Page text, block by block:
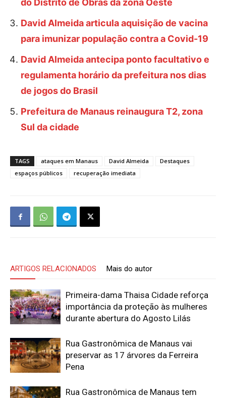
do Distrito de Obras da zona Oeste
David Almeida articula aquisição de vacina
para imunizar população contra a Covid-19
David Almeida antecipa ponto facultativo e
regulamenta horário da prefeitura nos dias
de jogos do Brasil
Prefeitura de Manaus reinaugura T2, zona
Sul da cidade
TAGS ataques em Manaus David Almeida
Destaques
espaços públicos
recuperação imediata
ARTIGOS RELACIONADOS Mais do autor
Primeira-dama Thaisa Cidade reforça
importância da proteção às mulheres
durante abertura do Agosto Lilás
Rua Gastronômica de Manaus vai
preservar as 17 árvores da Ferreira
Pena
Rua Gastronômica de Manaus tem